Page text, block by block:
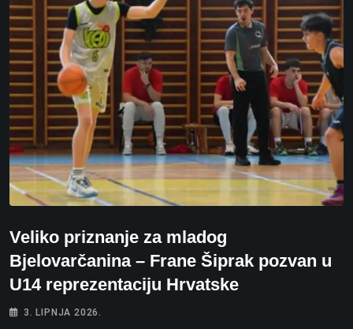
Veliko priznanje za mladog
Bjelovarčanina – Frane Šiprak pozvan u
U14 reprezentaciju Hrvatske
3. LIPNJA 2026.